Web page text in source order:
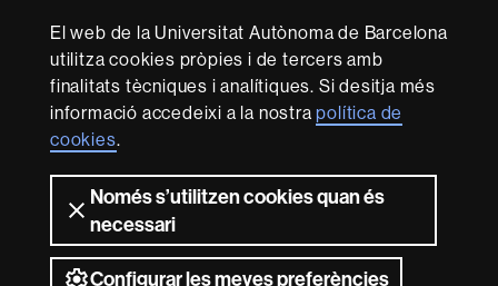
El web de la Universitat Autònoma de Barcelona
utilitza cookies pròpies i de tercers amb
finalitats tècniques i analítiques. Si desitja més
informació accedeixi a la nostrapolítica de
cookies.
Només s’utilitzen cookies quan és
necessari
Configurar les meves preferències
Sobre
aquest
web
Avís legal Protecció de dades Sobre el
web Accessibilitat web Mapa del web UAB
docència de qualitat i excel·lència, diversificada,
multidisciplinària i flexible, ajustada a les necessitats de
la societat i adaptada als nous models de l'Europa del
coneixement. La UAB és reconeguda internacionalment
per la qualitat i el caràcter innovador de la seva recerca.